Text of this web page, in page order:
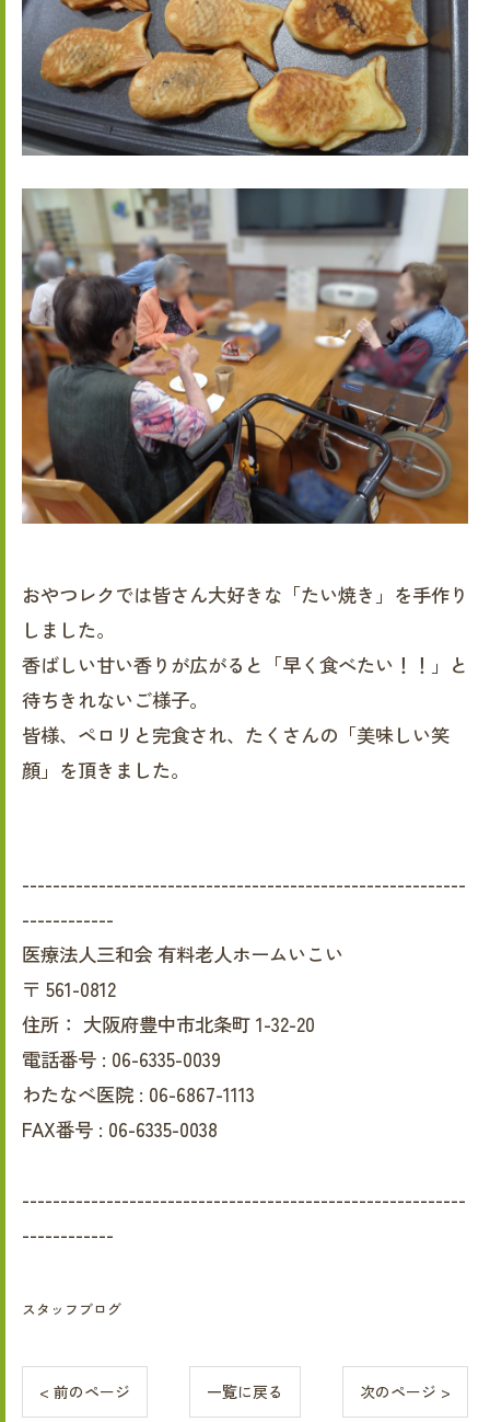
おやつレクでは皆さん大好きな「たい焼き」を手作り
しました。
香ばしい甘い香りが広がると「早く食べたい！！」と
待ちきれないご様子。
皆様、ペロリと完食され、たくさんの「美味しい笑
顔」を頂きました。
----------------------------------------------------------
------------
医療法人三和会 有料老人ホームいこい
〒 561-0812
住所： 大阪府豊中市北条町 1-32-20
電話番号 : 06-6335-0039
わたなべ医院 : 06-6867-1113
FAX番号 : 06-6335-0038
----------------------------------------------------------
------------
スタッフブログ
< 前のページ 一覧に戻る 次のページ >